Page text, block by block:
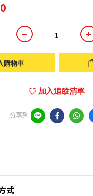
購物車
加入追蹤清單
分享到
式